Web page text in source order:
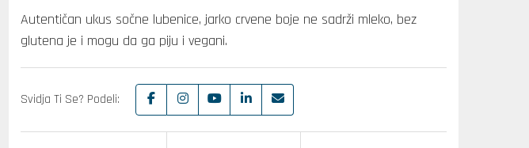
Autentičan ukus sočne lubenice, jarko crvene boje ne sadrži mleko, bez
glutena je i mogu da ga piju i vegani.
Svidja Ti Se? Podeli: